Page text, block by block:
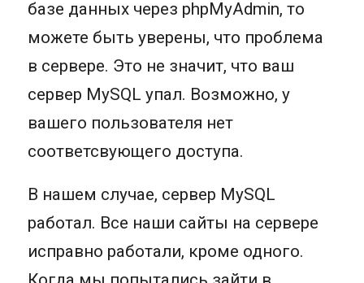
базе данных через phpMyAdmin, то
можете быть уверены, что проблема
в сервере. Это не значит, что ваш
сервер MySQL упал. Возможно, у
вашего пользователя нет
соответсвующего доступа.
В нашем случае, сервер MySQL
работал. Все наши сайты на сервере
исправно работали, кроме одного.